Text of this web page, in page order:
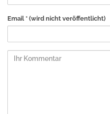
Email * (wird nicht veröffentlicht)